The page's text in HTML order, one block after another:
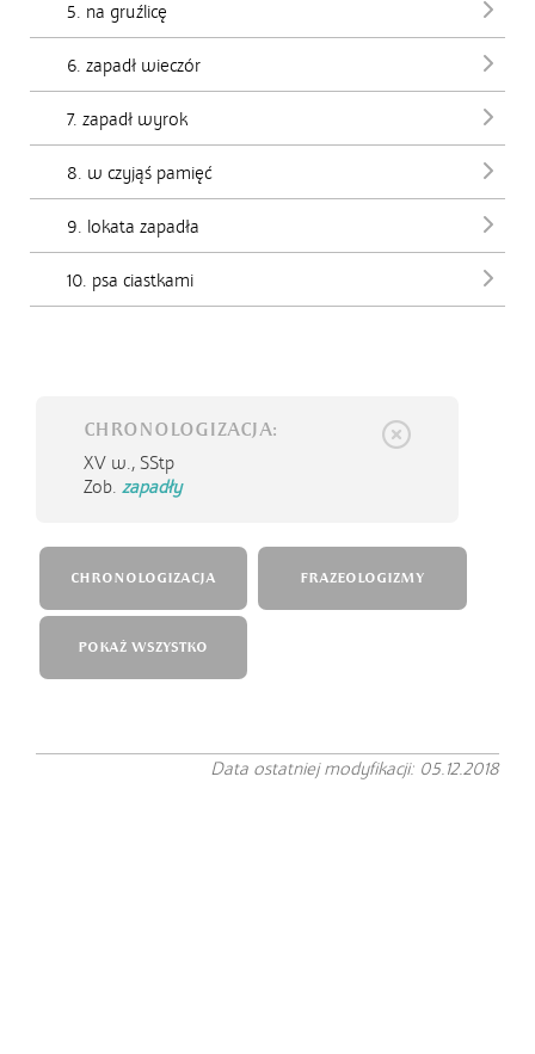
5. na gruźlicę
6. zapadł wieczór
7. zapadł wyrok
8. w czyjąś pamięć
9. lokata zapadła
10. psa ciastkami
CHRONOLOGIZACJA:
XV w., SStp
Zob. zapadły
CHRONOLOGIZACJA FRAZEOLOGIZMY
POKAŻ WSZYSTKO
Data ostatniej modyfikacji: 05.12.2018